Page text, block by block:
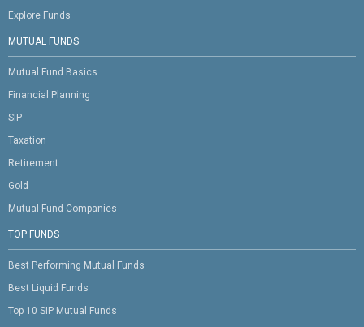
Explore Funds
MUTUAL FUNDS
Mutual Fund Basics
Financial Planning
SIP
Taxation
Retirement
Gold
Mutual Fund Companies
TOP FUNDS
Best Performing Mutual Funds
Best Liquid Funds
Top 10 SIP Mutual Funds